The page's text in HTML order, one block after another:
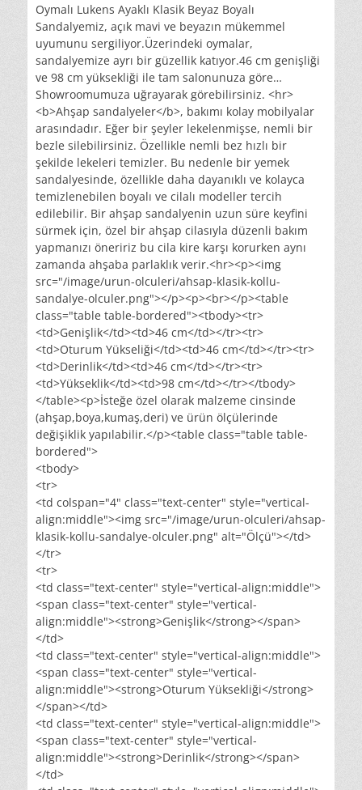
Oymalı Lukens Ayaklı Klasik Beyaz Boyalı
Sandalyemiz, açık mavi ve beyazın mükemmel
uyumunu sergiliyor.Üzerindeki oymalar,
sandalyemize ayrı bir güzellik katıyor.46 cm genişliği
ve 98 cm yüksekliği ile tam salonunuza göre…
Showroomumuza uğrayarak görebilirsiniz. <hr>
<b>Ahşap sandalyeler</b>, bakımı kolay mobilyalar
arasındadır. Eğer bir şeyler lekelenmişse, nemli bir
bezle silebilirsiniz. Özellikle nemli bez hızlı bir
şekilde lekeleri temizler. Bu nedenle bir yemek
sandalyesinde, özellikle daha dayanıklı ve kolayca
temizlenebilen boyalı ve cilalı modeller tercih
edilebilir. Bir ahşap sandalyenin uzun süre keyfini
sürmek için, özel bir ahşap cilasıyla düzenli bakım
yapmanızı öneririz bu cila kire karşı korurken aynı
zamanda ahşaba parlaklık verir.<hr><p><img
src="/image/urun-olculeri/ahsap-klasik-kollu-
sandalye-olculer.png"></p><p><br></p><table
class="table table-bordered"><tbody><tr>
<td>Genişlik</td><td>46 cm</td></tr><tr>
<td>Oturum Yükseliği</td><td>46 cm</td></tr><tr>
<td>Derinlik</td><td>46 cm</td></tr><tr>
<td>Yükseklik</td><td>98 cm</td></tr></tbody>
</table><p>İsteğe özel olarak malzeme cinsinde
(ahşap,boya,kumaş,deri) ve ürün ölçülerinde
değişiklik yapılabilir.</p><table class="table table-
bordered">
<tbody>
<tr>
<td colspan="4" class="text-center" style="vertical-
align:middle"><img src="/image/urun-olculeri/ahsap-
klasik-kollu-sandalye-olculer.png" alt="Ölçü"></td>
</tr>
<tr>
<td class="text-center" style="vertical-align:middle">
<span class="text-center" style="vertical-
align:middle"><strong>Genişlik</strong></span>
</td>
<td class="text-center" style="vertical-align:middle">
<span class="text-center" style="vertical-
align:middle"><strong>Oturum Yüksekliği</strong>
</span></td>
<td class="text-center" style="vertical-align:middle">
<span class="text-center" style="vertical-
align:middle"><strong>Derinlik</strong></span>
</td>